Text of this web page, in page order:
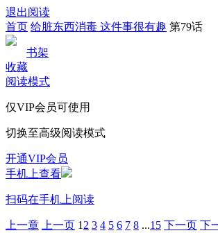
退出阅读
首页 给脏东西消毒 这件事很有趣 第79话
书架
收藏
阅读模式
仅VIP会员可使用
切换至高级阅读模式
开通VIP会员
手机上查看
扫码在手机上阅读
上一章 上一页 1 2 3 4 5 6 7 8 ...15 下一页 下